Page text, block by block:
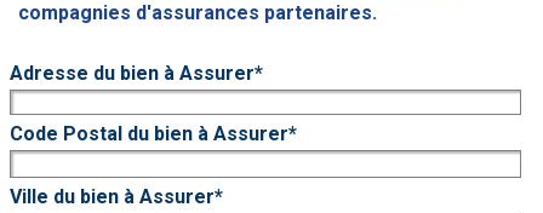
compagnies d'assurances partenaires.
Adresse du bien à Assurer*
Code Postal du bien à Assurer*
Ville du bien à Assurer*